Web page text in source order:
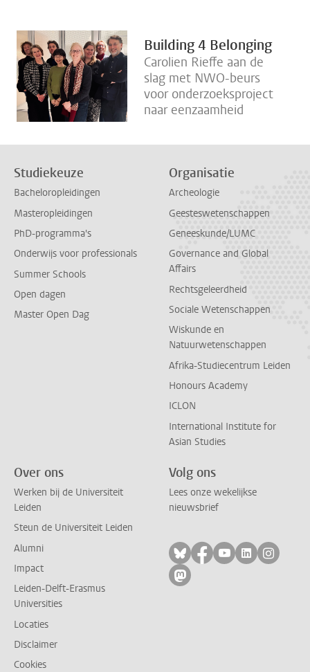
Building 4 Belonging
Carolien Rieffe aan de
slag met NWO-beurs
voor onderzoeksproject
naar eenzaamheid
Studiekeuze
Bacheloropleidingen
Masteropleidingen
PhD-programma's
Onderwijs voor professionals
Summer Schools
Open dagen
Master Open Dag
Organisatie
Archeologie
Geesteswetenschappen
Geneeskunde/LUMC
Governance and Global
Affairs
Rechtsgeleerdheid
Sociale Wetenschappen
Wiskunde en
Natuurwetenschappen
Afrika-Studiecentrum Leiden
Honours Academy
ICLON
International Institute for
Asian Studies
Over ons
Werken bij de Universiteit
Leiden
Steun de Universiteit Leiden
Alumni
Impact
Leiden-Delft-Erasmus
Universities
Locaties
Disclaimer
Cookies
Volg ons
Lees onze wekelijkse
nieuwsbrief
Volg ons op bluesky
Volg ons op
Volg ons op
Volg ons
Volg
Volg ons op mastodon